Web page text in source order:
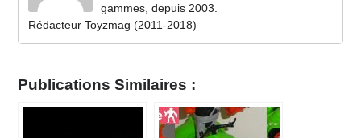
gammes, depuis 2003.
Rédacteur Toyzmag (2011-2018)
Publications Similaires :